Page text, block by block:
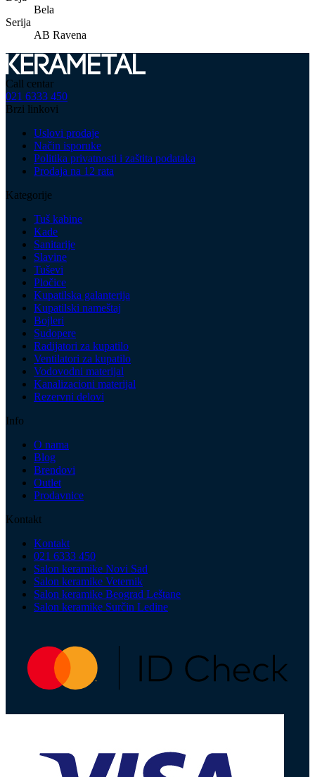
Bela
Serija
AB Ravena
Call centar
021 6333 450
Brzi linkovi
Uslovi prodaje
Način isporuke
Politika privatnosti i zaštita podataka
Prodaja na 12 rata
Kategorije
Tuš kabine
Kade
Sanitarije
Slavine
Tuševi
Pločice
Kupatilska galanterija
Kupatilski nameštaj
Bojleri
Sudopere
Radijatori za kupatilo
Ventilatori za kupatilo
Vodovodni materijal
Kanalizacioni materijal
Rezervni delovi
Info
O nama
Blog
Brendovi
Outlet
Prodavnice
Kontakt
Kontakt
021 6333 450
Salon keramike Novi Sad
Salon keramike Veternik
Salon keramike Beograd Leštane
Salon keramike Surčin Ledine